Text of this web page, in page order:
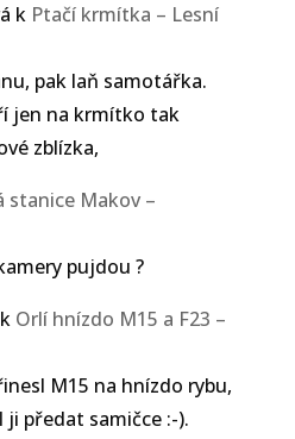
k Ptačí krmítka – Lesní
pak laň samotářka.
jen na krmítko tak
zblízka,
stanice Makov –
pujdou ?
k Orlí hnízdo M15 a F23 –
M15 na hnízdo rybu,
předat samičce :-).